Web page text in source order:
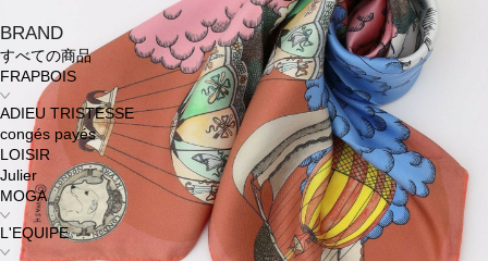
BRAND
すべての商品
FRAPBOIS
ADIEU TRISTESSE
congés payés
LOISIR
Julier
MOGA
L'EQUIPE